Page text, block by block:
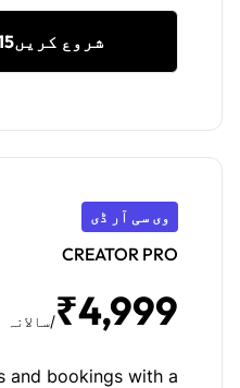
شروع کریں15 مقدمہ کے دن
وی سی آر ڈی
CREATOR PRO
₹4,999/سالانہ
and bookings with a